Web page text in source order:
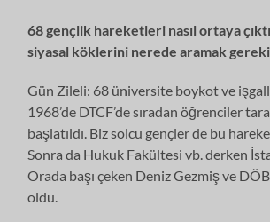
68 gençlik hareketleri nasıl ortaya
siyasal köklerini nerede aramak
Gün Zileli: 68 üniversite boykot ve
1968’de DTCF’de sıradan öğrenciler
başlatıldı. Biz solcu gençler de bu
Sonra da Hukuk Fakültesi vb. derken
Orada başı çeken Deniz Gezmiş ve
oldu.